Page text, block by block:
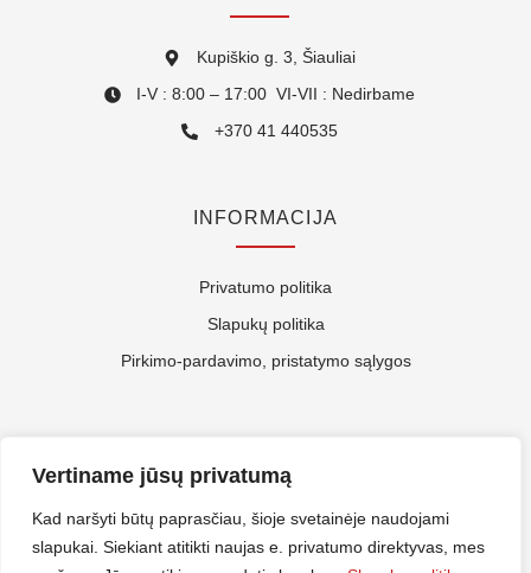
Vertiname jūsų privatumą
Kad naršyti būtų paprasčiau, šioje svetainėje naudojami
slapukai. Siekiant atitikti naujas e. privatumo direktyvas, mes
Kupiškio g. 3, Šiauliai
I-V : 8:00 – 17:00 VI-VII : Nedirbame
+370 41 440535
INFORMACIJA
Privatumo politika
Slapukų politika
Pirkimo-pardavimo, pristatymo sąlygos
Kontaktai
Rekvizitai